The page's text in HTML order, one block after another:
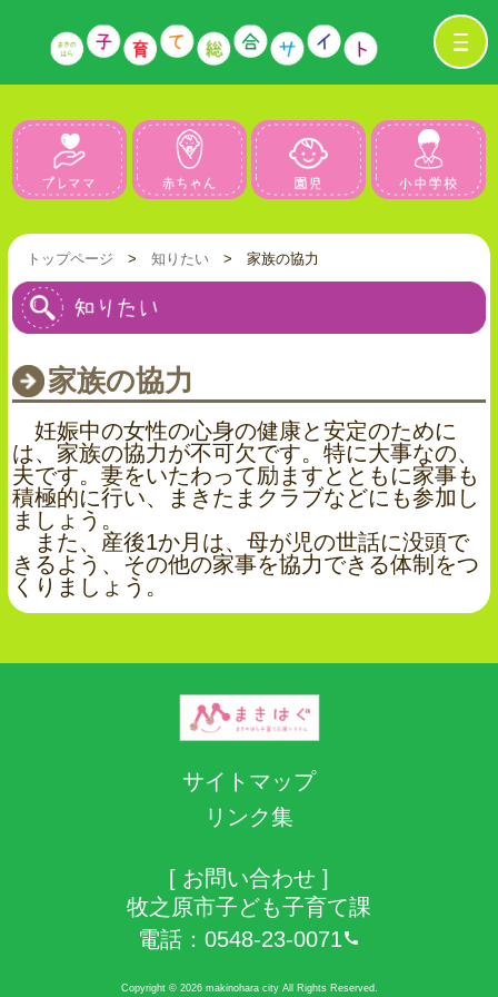
プレママ 赤ちゃん 園児
トップページ > 知りたい> 家族の協力
家族の協力
妊娠中の女性の心身の健康と安定のために
は、家族の協力が不可欠です。特に大事なの、
夫です。妻をいたわって励ますとともに家事も
積極的に行い、まきたまクラブなどにも参加し
ましょう。
また、産後1か月は、母が児の世話に没頭で
きるよう、その他の家事を協力できる体制をつ
くりましょう。
サイトマップ
リンク集
[ お問い合わせ ]
牧之原市子ども子育て課
電話： 0548-23-0071
Copyright © 2026 makinohara city All Rights Reserved.